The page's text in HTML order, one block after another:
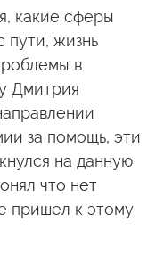
какие сферы
пути, жизнь
в
Дмитрия
за помощь, эти
на данную
что нет
пришел к этому